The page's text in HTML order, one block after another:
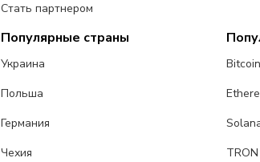
Стать партнером
Популярные страны
Украина
Польша
Германия
Чехия
Bitcoin
TRON